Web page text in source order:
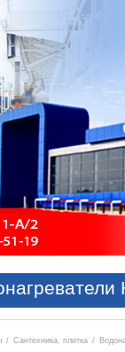
/ Сантехника, плитка /